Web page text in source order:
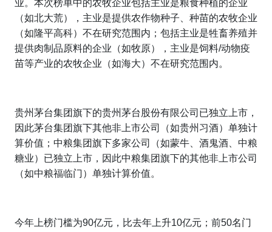
业。本次榜单中的农牧企业包括主业是粮食种植的企业
（如北大荒），主业是提供农作物种子、种苗的农牧企业
（如隆平高科）不在研究范围内；包括主业是牲畜养殖并
提供肉制品原料的企业（如牧原），主业是饲料/动物疫
苗等产业的农牧企业（如海大）不在研究范围内。
贵州茅台集团旗下的贵州茅台股份有限公司已独立上市，
因此茅台集团旗下其他非上市公司（如贵州习酒）单独计
算价值；中粮集团旗下多家公司（如蒙牛、酒鬼酒、中粮
糖业）已独立上市，因此中粮集团旗下的其他非上市公司
（如中粮福临门）单独计算价值。
今年上榜门槛为90亿元，比去年上升10亿元；前50名门